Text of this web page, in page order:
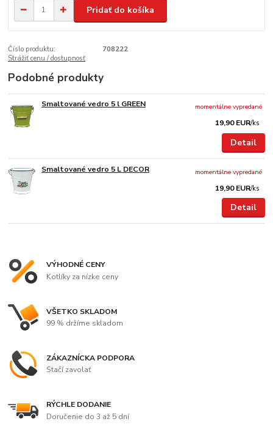
Pridať do košíka
Číslo produktu:
708222
Strážiť cenu / dostupnosť
Podobné produkty
Smaltované vedro 5 l GREEN
19,90 EUR/ks
momentálne vypredané
Detail
Smaltované vedro 5 L DECOR
19,90 EUR/ks
momentálne vypredané
Detail
VÝHODNÉ CENY
Kotlíky za nízke ceny
VŠETKO SKLADOM
99 % držíme skladom
ZÁKAZNÍCKA PODPORA
Stačí zavolať
RÝCHLE DODANIE
Doručenie do 3 až 5 dní